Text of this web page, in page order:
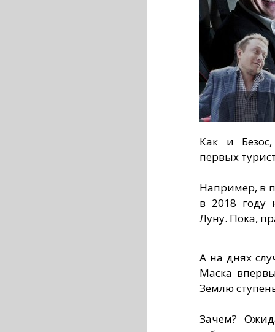
Как и
первых
Например, в
в 2018 году
Луну. Пока,
А на днях
Маска
Землю
Зачем?